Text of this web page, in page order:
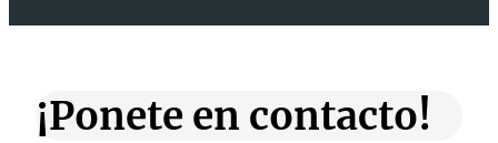
¡Ponete en contacto!